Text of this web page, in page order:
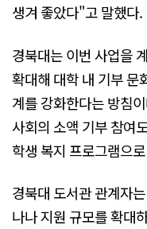
생겨 좋았다"고 말했다.
경북대는 이번 사업을
확대해 대학 내 기부 문
계를 강화한다는 방침
사회의 소액 기부 참여
학생 복지 프로그램으
경북대 도서관 관계자
나나 지원 규모를 확대